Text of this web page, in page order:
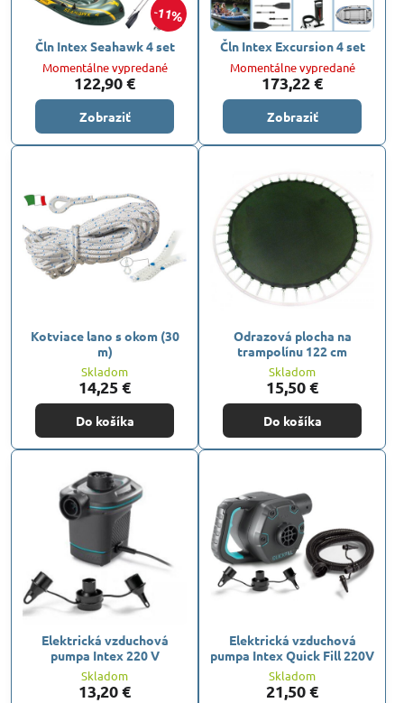
11%
Čln Intex Seahawk 4 set
Momentálne vypredané
122,90 €
Zobraziť
Čln Intex Excursion 4 set
Momentálne vypredané
173,22 €
Zobraziť
Kotviace lano s okom (30
m)
Skladom
14,25 €
Do košíka
Odrazová plocha na
trampolínu 122 cm
Skladom
15,50 €
Do košíka
Elektrická vzduchová
pumpa Intex 220 V
Skladom
13,20 €
Elektrická vzduchová
pumpa Intex Quick Fill 220V
Skladom
21,50 €